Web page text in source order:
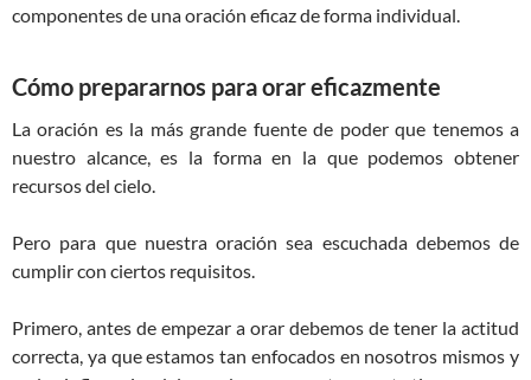
componentes de una oración eficaz de forma individual.
Cómo prepararnos para orar eficazmente
La oración es la más grande fuente de poder que tenemos a
nuestro alcance, es la forma en la que podemos obtener
recursos del cielo.
Pero para que nuestra oración sea escuchada debemos de
cumplir con ciertos requisitos.
Primero, antes de empezar a orar debemos de tener la actitud
correcta, ya que estamos tan enfocados en nosotros mismos y